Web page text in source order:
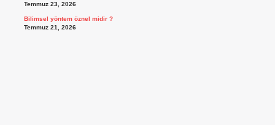
Temmuz 23, 2026
Bilimsel yöntem öznel midir ?
Temmuz 21, 2026